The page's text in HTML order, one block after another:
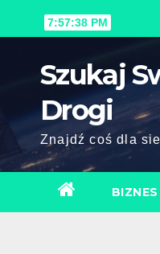
to
7:57:40 PM
Szukaj
Drogi
Znajdź coś dla
BIZNES